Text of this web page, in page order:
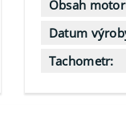
Obsah
Datum
Tachometr: